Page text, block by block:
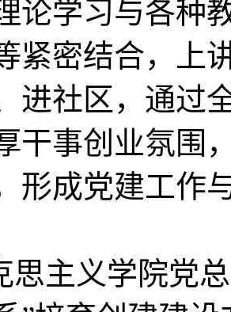
论学习与各种
紧密结合，上
进社区，通过
干事创业氛围
形成党建工作
思主义学院党